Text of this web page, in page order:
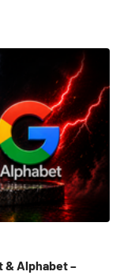
& Alphabet –